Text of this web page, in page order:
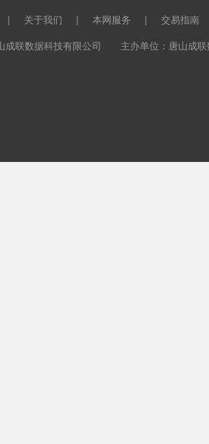
| 关于我们 | 本网服务 |
交易指南
成联数据科技有限公司 主办单位：唐山成